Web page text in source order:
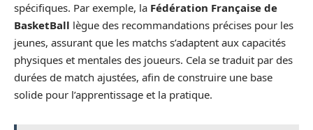
spécifiques. Par exemple, la Fédération Française de
BasketBall lègue des recommandations précises pour les
jeunes, assurant que les matchs s’adaptent aux capacités
physiques et mentales des joueurs. Cela se traduit par des
durées de match ajustées, afin de construire une base
solide pour l’apprentissage et la pratique.